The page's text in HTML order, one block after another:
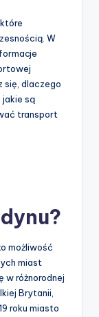
W
się, dlaczego
są
transport
możliwość
miast
w różnorodnej
Brytanii,
roku miasto